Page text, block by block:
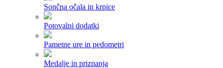
Sončna očala in krpice
Potovalni dodatki
Pametne ure in pedometri
Medalje in priznanja